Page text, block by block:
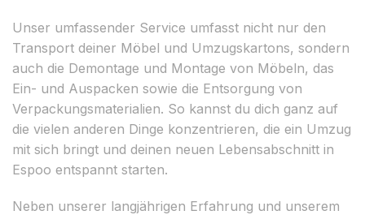
Unser umfassender Service umfasst nicht nur den
Transport deiner Möbel und Umzugskartons, sondern
auch die Demontage und Montage von Möbeln, das
Ein- und Auspacken sowie die Entsorgung von
Verpackungsmaterialien. So kannst du dich ganz auf
die vielen anderen Dinge konzentrieren, die ein Umzug
mit sich bringt und deinen neuen Lebensabschnitt in
Espoo entspannt starten.
Neben unserer langjährigen Erfahrung und unserem